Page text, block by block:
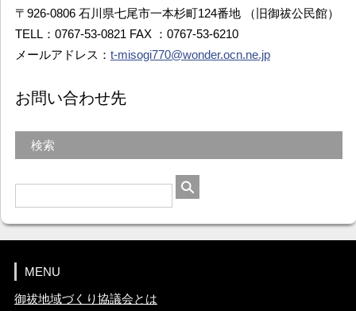
〒926-0806 石川県七尾市一本杉町124番地 （旧御祓公民館）
TELL：0767-53-0821 FAX ：0767-53-6210
メールアドレス： t-misogi770@wonder.ocn.ne.jp
お問い合わせ先
検索
MENU
御祓地域づくり協議会とは